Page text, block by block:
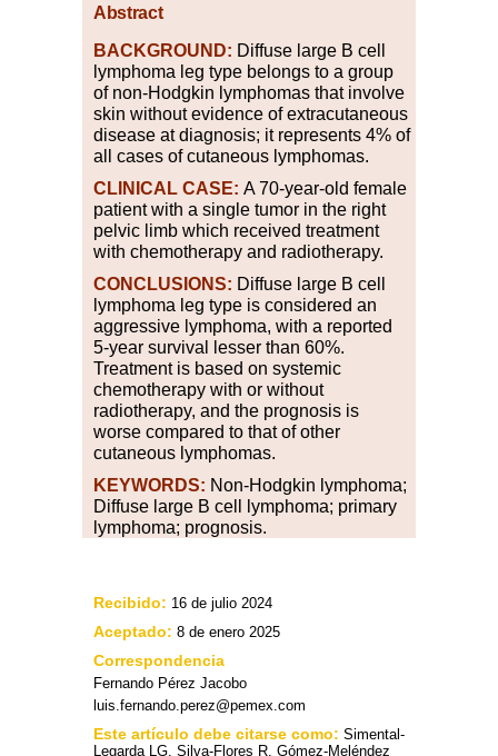
Abstract
BACKGROUND: Diffuse large B cell
lymphoma leg type belongs to a group
of non-Hodgkin lymphomas that involve
skin without evidence of extracutaneous
disease at diagnosis; it represents 4% of
all cases of cutaneous lymphomas.
CLINICAL CASE: A 70-year-old female
patient with a single tumor in the right
pelvic limb which received treatment
with chemotherapy and radiotherapy.
CONCLUSIONS: Diffuse large B cell
lymphoma leg type is considered an
aggressive lymphoma, with a reported
5-year survival lesser than 60%.
Treatment is based on systemic
chemotherapy with or without
radiotherapy, and the prognosis is
worse compared to that of other
cutaneous lymphomas.
KEYWORDS: Non-Hodgkin lymphoma;
Diffuse large B cell lymphoma; primary
lymphoma; prognosis.
Recibido: 16 de julio 2024
Aceptado: 8 de enero 2025
Correspondencia
Fernando Pérez Jacobo
luis.fernando.perez@pemex.com
Este artículo debe citarse como: Simental-
Legarda LG, Silva-Flores R, Gómez-Meléndez